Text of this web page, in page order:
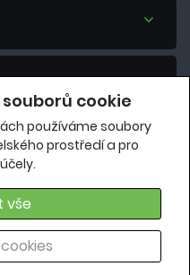
cookie
používáme soubory
prostředí a pro
vše
se nás.
913
práva vyhrazena |